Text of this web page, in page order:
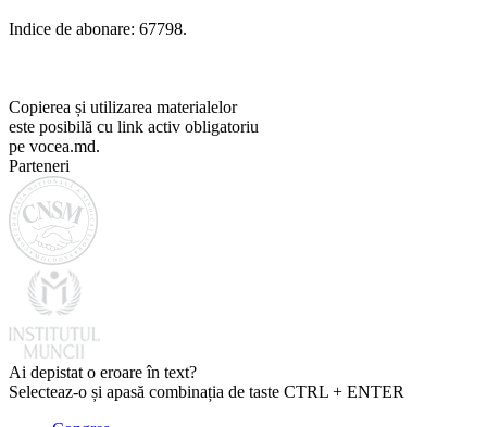
Indice de abonare: 67798.
Copierea și utilizarea materialelor
este posibilă cu link activ obligatoriu
pe vocea.md.
Parteneri
Ai depistat o eroare în text?
Selecteaz-o și apasă combinația de taste CTRL + ENTER